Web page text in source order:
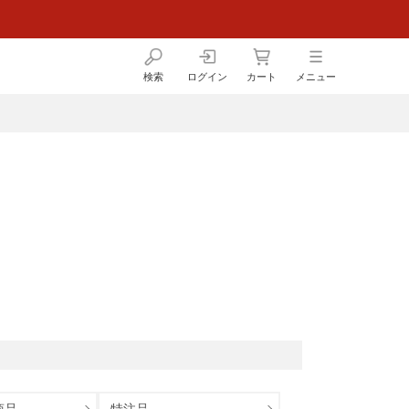
検索 ログイン カート メニュー